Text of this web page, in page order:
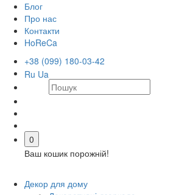
Блог
Про нас
Контакти
HoReCa
+38 (099) 180-03-42
Ru Ua
0
Ваш кошик порожній!
Декор для дому